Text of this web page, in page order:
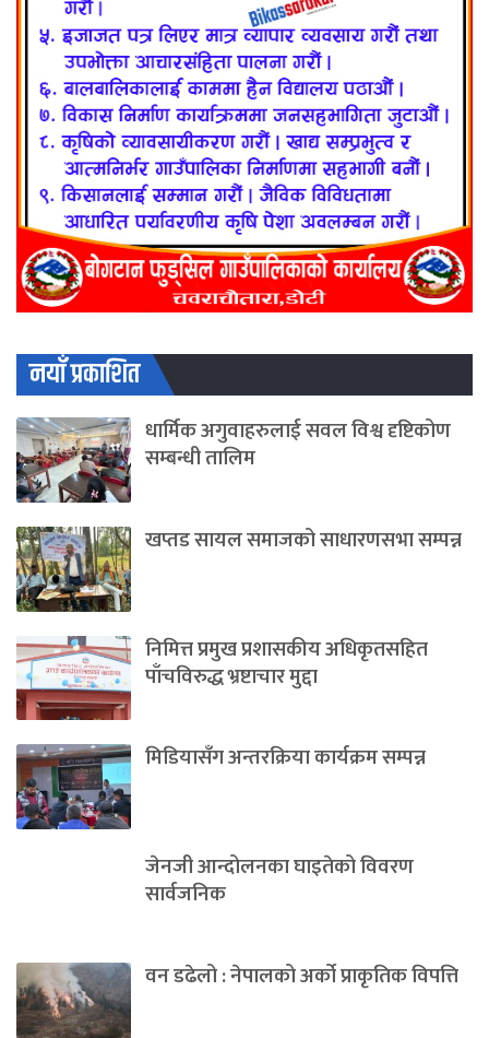
नयाँ प्रकाशित
धार्मिक अगुवाहरुलाई सवल विश्व दृष्टिकोण
सम्बन्धी तालिम
खप्तड सायल समाजको साधारणसभा सम्पन्न
निमित्त प्रमुख प्रशासकीय अधिकृतसहित
पाँचविरुद्ध भ्रष्टाचार मुद्दा
मिडियासँग अन्तरक्रिया कार्यक्रम सम्पन्न
जेनजी आन्दोलनका घाइतेको विवरण
सार्वजनिक
वन डढेलो : नेपालको अर्को प्राकृतिक विपत्ति